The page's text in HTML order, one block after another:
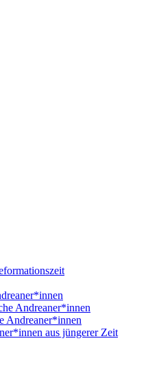
Andreaner*innen
Andreaner*innen
aus jüngerer Zeit